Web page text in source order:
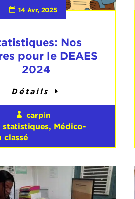
14 Avr, 2025
Nos
pour le DEAES
2024
Détails
carpin
statistiques, Médico-
classé